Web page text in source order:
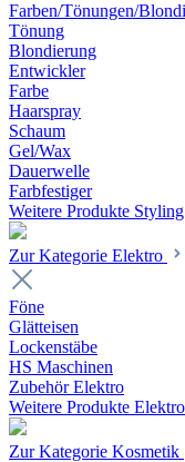
Farben/Tönungen/
Tönung
Blondierung
Entwickler
Farbe
Haarspray
Schaum
Gel/Wax
Dauerwelle
Farbfestiger
Weitere Produkte Styling
Zur Kategorie Elektro
Föne
Glätteisen
Lockenstäbe
HS Maschinen
Zubehör Elektro
Weitere Produkte Elektro
Zur Kategorie Kosmetik